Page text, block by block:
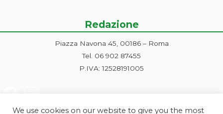
Redazione
Piazza Navona 45, 00186 – Roma
Tel. 06 902 87455
P.IVA: 12528191005
We use cookies on our website to give you the most